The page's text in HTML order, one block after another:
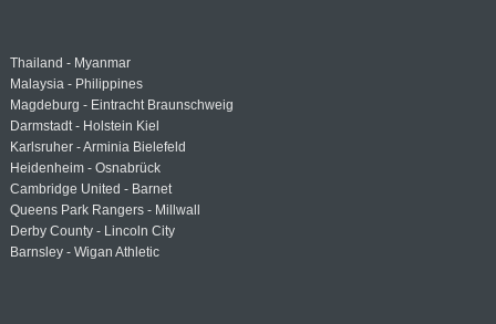
Thailand - Myanmar
Malaysia - Philippines
Magdeburg - Eintracht Braunschweig
Darmstadt - Holstein Kiel
Karlsruher - Arminia Bielefeld
Heidenheim - Osnabrück
Cambridge United - Barnet
Queens Park Rangers - Millwall
Derby County - Lincoln City
Barnsley - Wigan Athletic